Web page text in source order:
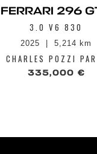
central et
Side Slip Control
supérieur en Carbone
AR 'Privacy'
en carbone + LEDs
FERRARI 296
3.0 V6 830
2025 5,214 km
CHARLES POZZI
335,000 €